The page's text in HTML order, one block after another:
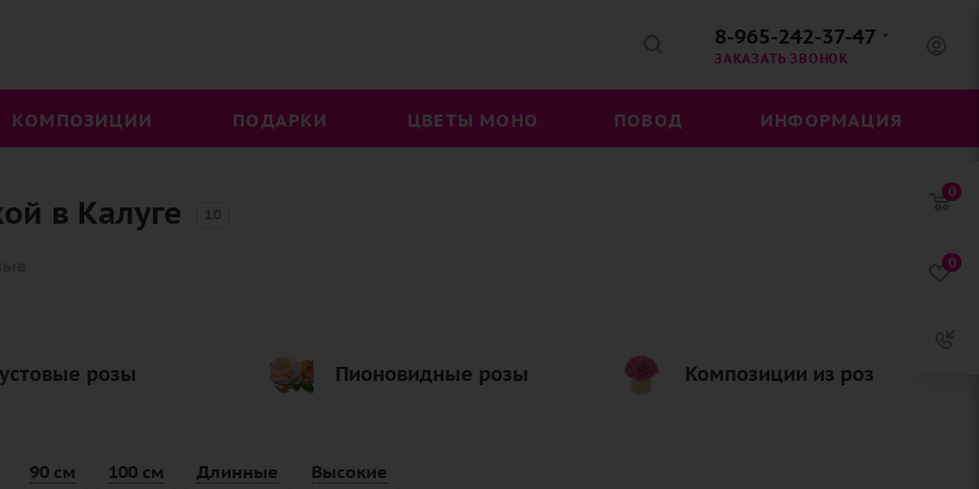
8-965-242-37-47
ЗАКАЗАТЬ ЗВОНОК
КОМПОЗИЦИИ ПОДАРКИ ЦВЕТЫ МОНО ПОВОД ИНФОРМАЦИЯ
в Калуге
розы Пионовидные розы Композиции из роз
90 см 100 см Длинные
Высокие
0
0